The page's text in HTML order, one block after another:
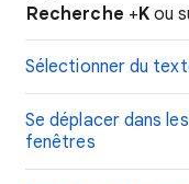
Recherche +K ou
Sélectionner du
Se déplacer dans
fenêtres